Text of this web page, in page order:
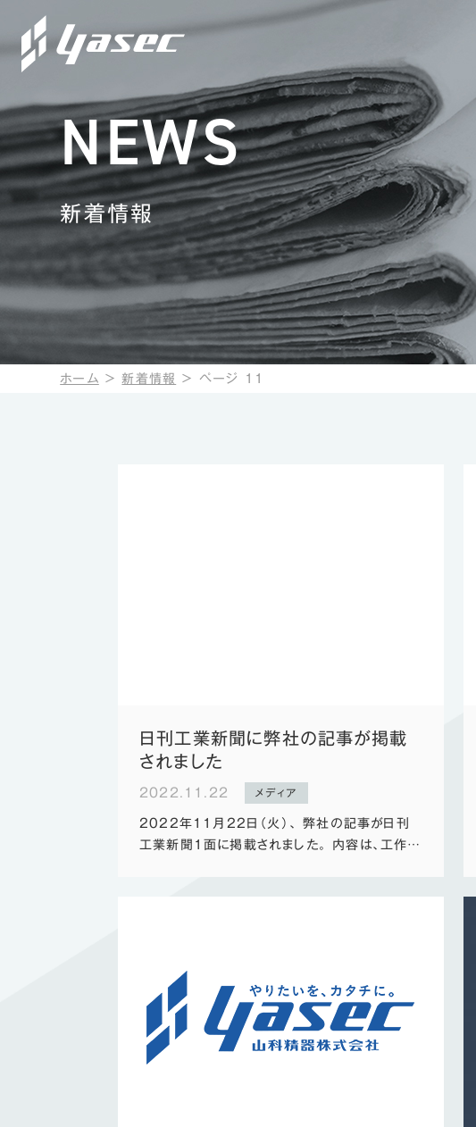
NEWS
新着情報
ホーム ＞新着情報 ＞ ページ 11
日刊工業新聞に弊社の記事が掲載
されました
2022.11.22 メディア
2022年11月22日（火）、 弊社の記事が日刊
工業新聞1面に掲載されました。 内容は、工作…